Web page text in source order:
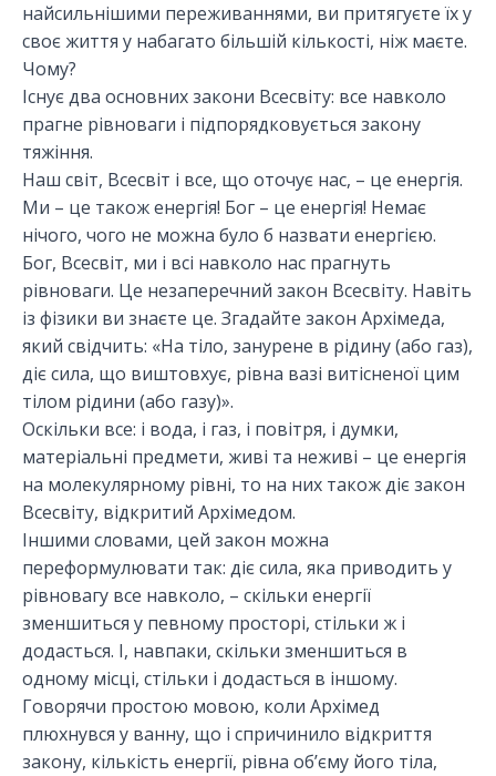
найсильнішими переживаннями, ви притягуєте їх у
своє життя у набагато більшій кількості, ніж маєте.
Чому?
Існує два основних закони Всесвіту: все навколо
прагне рівноваги і підпорядковується закону
тяжіння.
Наш світ, Всесвіт і все, що оточує нас, – це енергія.
Ми – це також енергія! Бог – це енергія! Немає
нічого, чого не можна було б назвати енергією.
Бог, Всесвіт, ми і всі навколо нас прагнуть
рівноваги. Це незаперечний закон Всесвіту. Навіть
із фізики ви знаєте це. Згадайте закон Архімеда,
який свідчить: «На тіло, занурене в рідину (або газ),
діє сила, що виштовхує, рівна вазі витісненої цим
тілом рідини (або газу)».
Оскільки все: і вода, і газ, і повітря, і думки,
матеріальні предмети, живі та неживі – це енергія
на молекулярному рівні, то на них також діє закон
Всесвіту, відкритий Архімедом.
Іншими словами, цей закон можна
переформулювати так: діє сила, яка приводить у
рівновагу все навколо, – скільки енергії
зменшиться у певному просторі, стільки ж і
додасться. І, навпаки, скільки зменшиться в
одному місці, стільки і додасться в іншому.
Говорячи простою мовою, коли Архімед
плюхнувся у ванну, що і спричинило відкриття
закону, кількість енергії, рівна об’єму його тіла,